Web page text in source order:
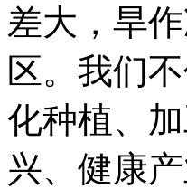
差大，旱
区。我们
化种植、
兴、健康